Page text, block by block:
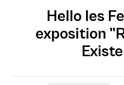
Hello les
exposition